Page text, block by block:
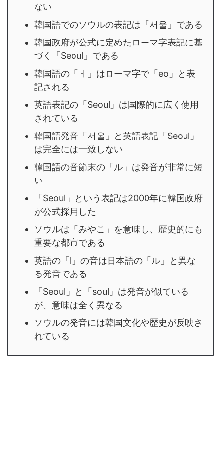
ない
韓国語でのソウルの表記は「서울」である
韓国政府が公式に定めたローマ字表記に基
づく「Seoul」である
韓国語の「ㅓ」はローマ字で「eo」と表
記される
英語表記の「Seoul」は国際的に広く使用
されている
韓国語発音「서울」と英語表記「Seoul」
は完全には一致しない
韓国語の音節末の「ル」は発音が非常に短
い
「Seoul」という表記は2000年に韓国政府
が公式採用した
ソウルは「みやこ」を意味し、歴史的にも
重要な都市である
英語の「l」の音は日本語の「ル」と異な
る発音である
「Seoul」と「soul」は発音が似ている
が、意味は全く異なる
ソウルの発音には韓国文化や歴史が反映さ
れている